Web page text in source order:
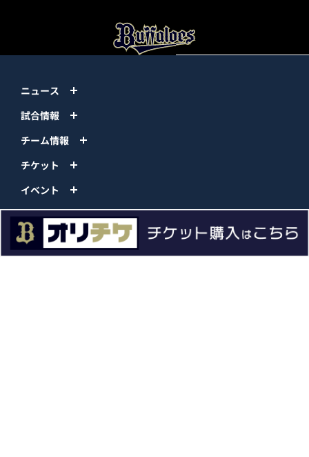
ニュース
試合情報
チーム情報
チケット
イベント
ファンクラブ
グッズ